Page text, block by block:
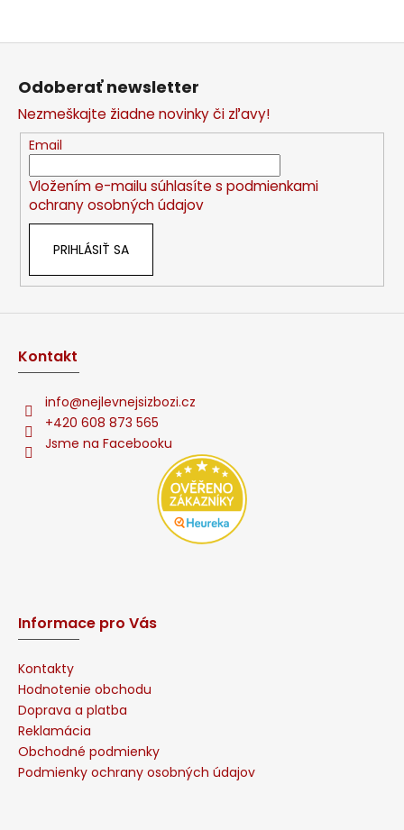
Z
Odoberať newsletter
Nezmeškajte žiadne novinky či zľavy!
Email
Vložením e-mailu súhlasíte s podmienkami
ochrany osobných údajov
PRIHLÁSIŤ SA
Kontakt
info@nejlevnejsizbozi.cz
+420 608 873 565
Jsme na Facebooku
Informace pro Vás
Kontakty
Hodnotenie obchodu
Doprava a platba
Reklamácia
Obchodné podmienky
Podmienky ochrany osobných údajov